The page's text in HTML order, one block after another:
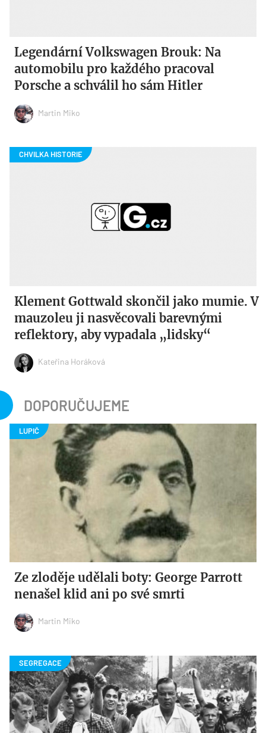
Legendární Volkswagen Brouk: Na
automobilu pro každého pracoval
Porsche a schválil ho sám Hitler
Martin Miko
Klement Gottwald skončil jako mumie. V
mauzoleu ji nasvěcovali barevnými
reflektory, aby vypadala „lidsky“
Kateřina Horáková
DOPORUČUJEME
Ze zloděje udělali boty: George Parrott
nenašel klid ani po své smrti
Martin Miko